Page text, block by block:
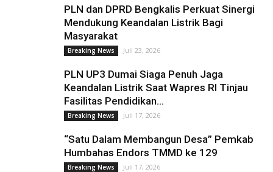
PLN dan DPRD Bengkalis Perkuat Sinergi
Mendukung Keandalan Listrik Bagi
Masyarakat
Breaking News Juli 23, 2026
PLN UP3 Dumai Siaga Penuh Jaga
Keandalan Listrik Saat Wapres RI Tinjau
Fasilitas Pendidikan...
Breaking News Juli 17, 2026
“Satu Dalam Membangun Desa” Pemkab
Humbahas Endors TMMD ke 129
Breaking News Juli 17, 2026